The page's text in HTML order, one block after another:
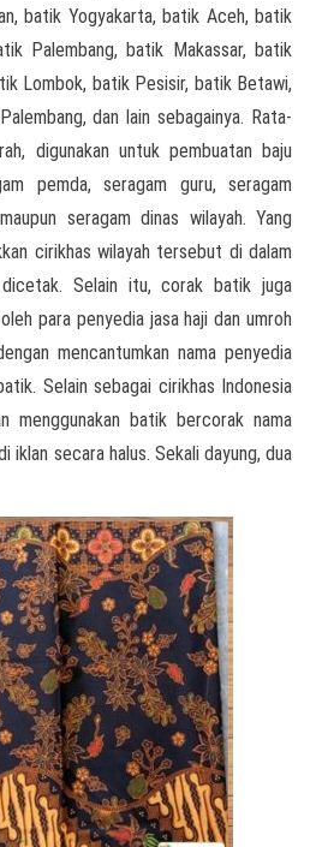
batik Yogyakarta, batik Aceh, batik
Palembang, batik Makassar, batik
Lombok, batik Pesisir, batik Betawi,
dan lain sebagainya. Rata-
digunakan untuk pembuatan baju
pemda, seragam guru, seragam
seragam dinas wilayah. Yang
cirikhas wilayah tersebut di dalam
Selain itu, corak batik juga
para penyedia jasa haji dan umroh
mencantumkan nama penyedia
Selain sebagai cirikhas Indonesia
menggunakan batik bercorak nama
iklan secara halus. Sekali dayung, dua